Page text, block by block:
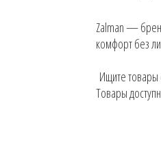
Zalman —
комфорт без
Ищите товары
Товары